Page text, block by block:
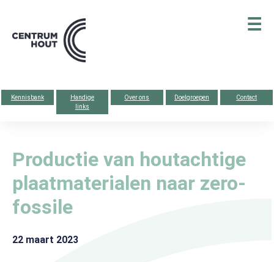
☰
Centrum
hout
Kennisbank
Handige
links
Over ons Doelgroepen Contact
Productie van houtachtige
plaatmaterialen naar zero-
fossile
22 maart 2023